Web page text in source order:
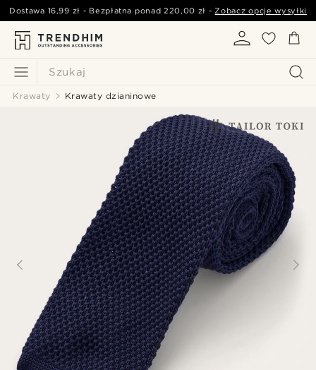
Szukaj
Dostawa 16,99 zł - Bezpłatna ponad220,00 zł -Zobacz opcje wysyłki
Krawaty Krawaty dzianinowe